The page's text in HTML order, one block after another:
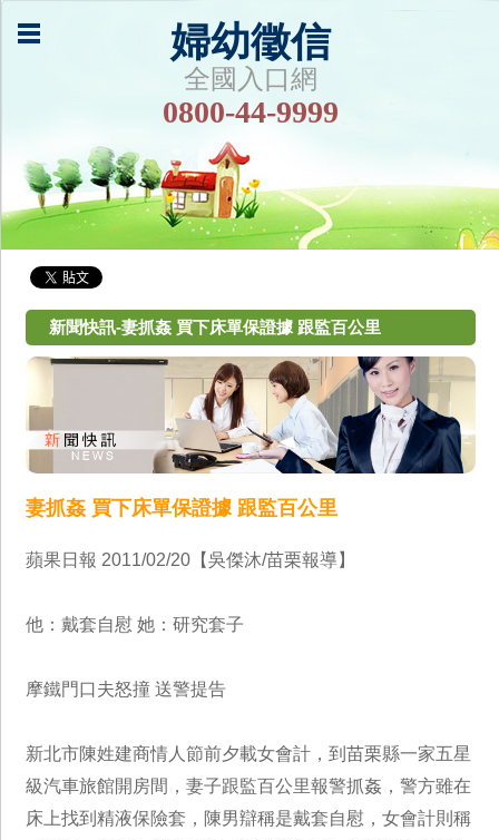
婦幼徵信
全國入口網
0800-44-9999
新聞快訊-妻抓姦 買下床單保證據 跟監百公里
妻抓姦 買下床單保證據 跟監百公里
蘋果日報 2011/02/20【吳傑沐/苗栗報導】
他：戴套自慰 她：研究套子
摩鐵門口夫怒撞 送警提告
新北市陳姓建商情人節前夕載女會計，到苗栗縣一家五星
級汽車旅館開房間，妻子跟監百公里報警抓姦，警方雖在
床上找到精液保險套，陳男辯稱是戴套自慰，女會計則稱